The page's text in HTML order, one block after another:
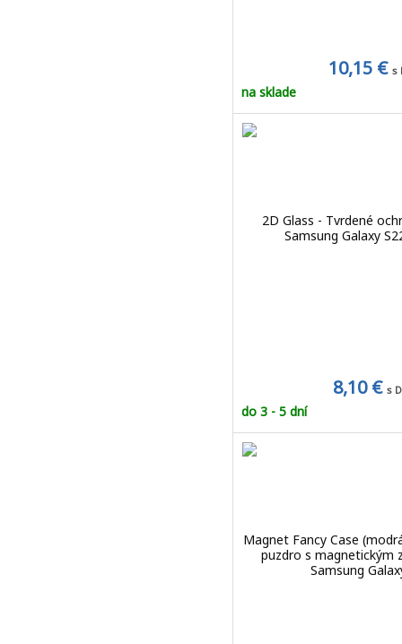
10,15 € s
na sklade
2D Glass - Tvrdené
Samsung Galaxy
8,10 €s
do 3 - 5 dní
Magnet Fancy Case
puzdro s magnetickým
Samsung